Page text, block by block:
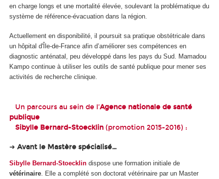
en charge longs et une mortalité élevée, soulevant la problématique du
système de référence-évacuation dans la région.
Actuellement en disponibilité, il poursuit sa pratique obstétricale dans
un hôpital d'Île-de-France afin d’améliorer ses compétences en
diagnostic anténatal, peu développé dans les pays du Sud. Mamadou
Kampo continue à utiliser les outils de santé publique pour mener ses
activités de recherche clinique.
Un parcours au sein de l’Agence nationale de santé
publique
Sibylle Bernard-Stoecklin (promotion 2015-2016) :
➜ Avant le Mastère spécialisé…
Sibylle Bernard-Stoecklin dispose une formation initiale de
vétérinaire . Elle a complété son doctorat vétérinaire par un Master